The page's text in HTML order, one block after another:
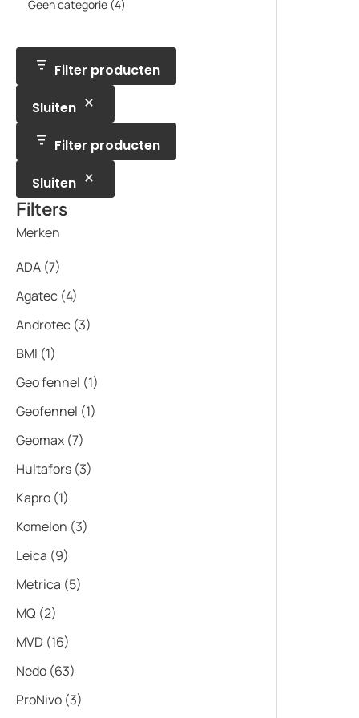
d
t
n
t
o
c
u
Geen categorie 44
p
u
n
Filter producten
Sluiten
Filter producten
Sluiten
Filters
Merken
ADA (7)
Agatec (4)
Androtec (3)
BMI (1)
Geo fennel (1)
Geofennel (1)
Geomax (7)
Hultafors (3)
Kapro (1)
Komelon (3)
Leica (9)
Metrica (5)
MQ (2)
MVD (16)
Nedo (63)
ProNivo (3)